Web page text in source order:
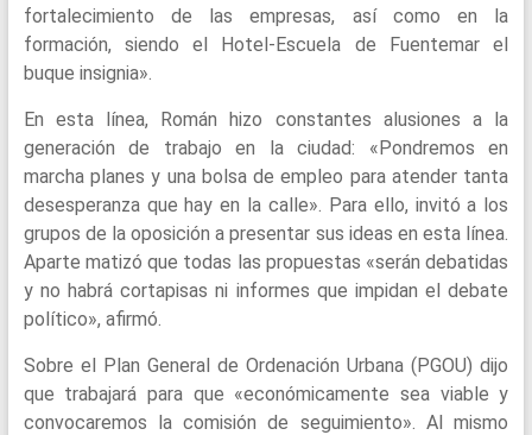
fortalecimiento de las empresas, así como en la
formación, siendo el Hotel-Escuela de Fuentemar el
buque insignia».
En esta línea, Román hizo constantes alusiones a la
generación de trabajo en la ciudad: «Pondremos en
marcha planes y una bolsa de empleo para atender tanta
desesperanza que hay en la calle». Para ello, invitó a los
grupos de la oposición a presentar sus ideas en esta línea.
Aparte matizó que todas las propuestas «serán debatidas
y no habrá cortapisas ni informes que impidan el debate
político», afirmó.
Sobre el Plan General de Ordenación Urbana (PGOU) dijo
que trabajará para que «económicamente sea viable y
convocaremos la comisión de seguimiento». Al mismo